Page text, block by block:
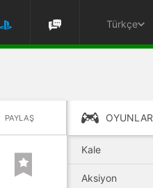
Türkçe
PAYLAŞ OYUNLAR
Kale
Aksiyon